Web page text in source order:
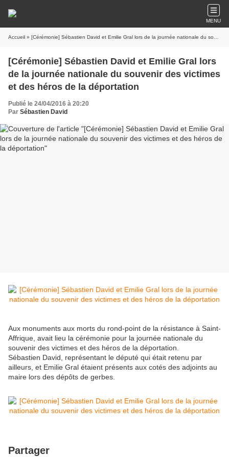
MENU
Accueil » [Cérémonie] Sébastien David et Emilie Gral lors de la journée nationale du souvenir des victimes et des héros de la déportation
[Cérémonie] Sébastien David et Emilie Gral lors
de la journée nationale du souvenir des victimes
et des héros de la déportation
Publié le 24/04/2016 à 20:20
Par Sébastien David
Aux monuments aux morts du rond-point de la résistance à Saint-
Affrique, avait lieu la cérémonie pour la journée nationale du
souvenir des victimes et des héros de la déportation.
Sébastien David, représentant le député qui était retenu par
ailleurs, et Emilie Gral étaient présents aux cotés des adjoints au
maire lors des dépôts de gerbes.
Partager